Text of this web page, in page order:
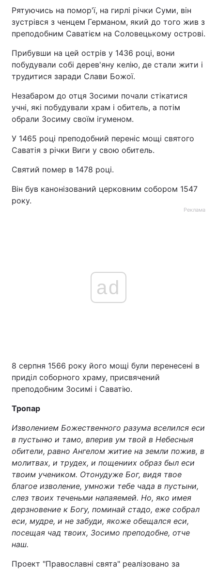
Рятуючись на помор'ї, на гирлі річки Суми, він
зустрівся з ченцем Германом, який до того жив з
преподобним Саватієм на Соловецькому острові.
Прибувши на цей острів у 1436 році, вони
побудували собі дерев'яну келію, де стали жити і
трудитися заради Слави Божої.
Незабаром до отця Зосими почали стікатися
учні, які побудували храм і обитель, а потім
обрали Зосиму своїм ігуменом.
У 1465 році преподобний переніс мощі святого
Саватія з річки Виги у свою обитель.
Святий помер в 1478 році.
Він був канонізований церковним собором 1547
року.
Реклама
ad
8 серпня 1566 року його мощі були перенесені в
приділ соборного храму, присвячений
преподобним Зосимі і Саватію.
Тропар
Изволением Божественного разума вселился еси
в пустыню и тамо, вперив ум твой в Небесныя
обители, равно Ангелом житие на земли пожив, в
молитвах, и трудех, и пощениих образ был еси
твоим учеником. Отонудуже Бог, видя твое
благое изволение, умножи тебе чада в пустыни,
слез твоих теченьми напаяемей. Но, яко имея
дерзновение к Богу, поминай стадо, еже собрал
еси, мудре, и не забуди, якоже обещался еси,
посещая чад твоих, Зосимо преподобне, отче
наш.
Проект "Православні свята" реалізовано за